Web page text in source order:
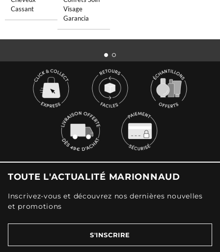
Cassant
Visage
Garancia
TOUTE L'ACTUALITÉ MARIONNAUD
Inscrivez-vous et découvrez nos dernières nouvelles
et promotions
S'INSCRIRE